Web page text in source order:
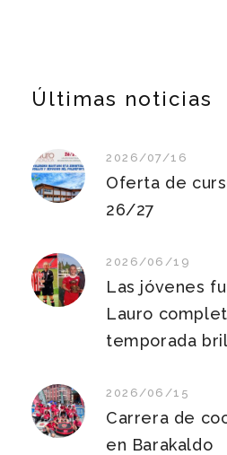
Últimas noticias
2026/07/16
Oferta de
26/27
2026/06/19
Las jóvenes
Lauro
temporada
2026/06/15
Carrera de
en Barakaldo